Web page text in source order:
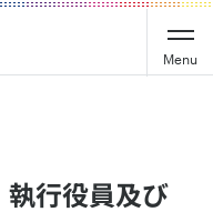
Menu
行役員及び